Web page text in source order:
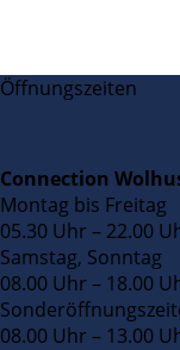
Öffnungszeiten
Connection
Montag bis Freitag
05.30 Uhr – 22.00
Samstag, Sonntag
08.00 Uhr – 18.00
08.00 Uhr – 13.00